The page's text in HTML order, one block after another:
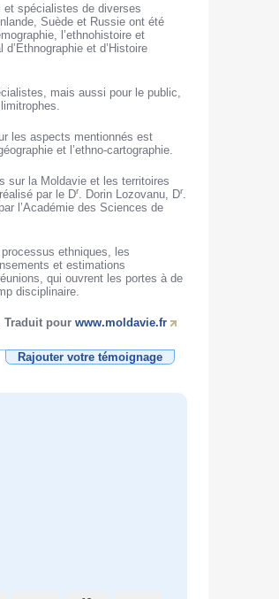
spécialistes de diverses
Suède et Russie ont été
l’ethnohistoire et
et d’Histoire
mais aussi pour le public,
les aspects mentionnés est
et l’ethno-cartographie.
sur la Moldavie et les territoires
par le Dr. Dorin Lozovanu, Dr.
l’Académie des Sciences de
ethniques, les
et estimations
qui ouvrent les portes à de
disciplinaire.
Traduit pour www.moldavie.fr
Rajouter votre témoignage